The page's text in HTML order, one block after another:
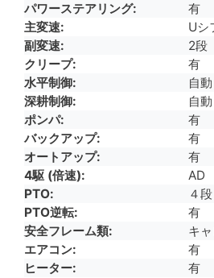
パワーステアリング
有
主変速
Uシ
副変速
2段
クリープ
有
水平制御
自動
深耕制御
自動
ポンパ
有
バックアップ
有
オートアップ
有
4駆 (倍速)
AD
PTO
４段
PTO逆転
有
安全フレーム類
キ
エアコン
有
ヒーター
有